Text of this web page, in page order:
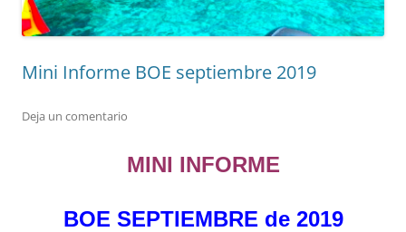
Mini Informe BOE septiembre 2019
Deja un comentario
MINI INFORME
BOE SEPTIEMBRE de 2019